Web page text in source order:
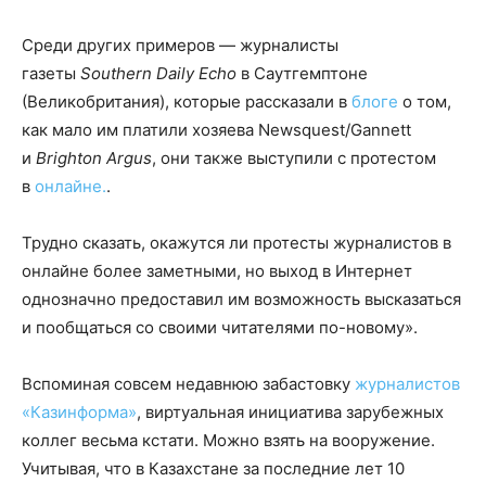
Среди других примеров — журналисты
газеты Southern Daily Echo в Саутгемптоне
(Великобритания), которые рассказали в блоге о том,
как мало им платили хозяева Newsquest/Gannett
и Brighton Argus, они также выступили с протестом
в онлайне..
Трудно сказать, окажутся ли протесты журналистов в
онлайне более заметными, но выход в Интернет
однозначно предоставил им возможность высказаться
и пообщаться со своими читателями по-новому».
Вспоминая совсем недавнюю забастовку журналистов
«Казинформа», виртуальная инициатива зарубежных
коллег весьма кстати. Можно взять на вооружение.
Учитывая, что в Казахстане за последние лет 10